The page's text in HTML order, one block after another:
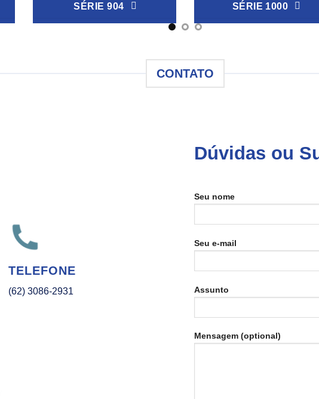
SÉRIE 904 SÉRIE 1000
CONTATO
TELEFONE
(62) 3086-2931
Dúvidas ou
Seu nome
Seu e-mail
Assunto
Mensagem (optional)